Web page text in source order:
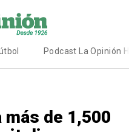
Podcast La Opinión
más de 1,500